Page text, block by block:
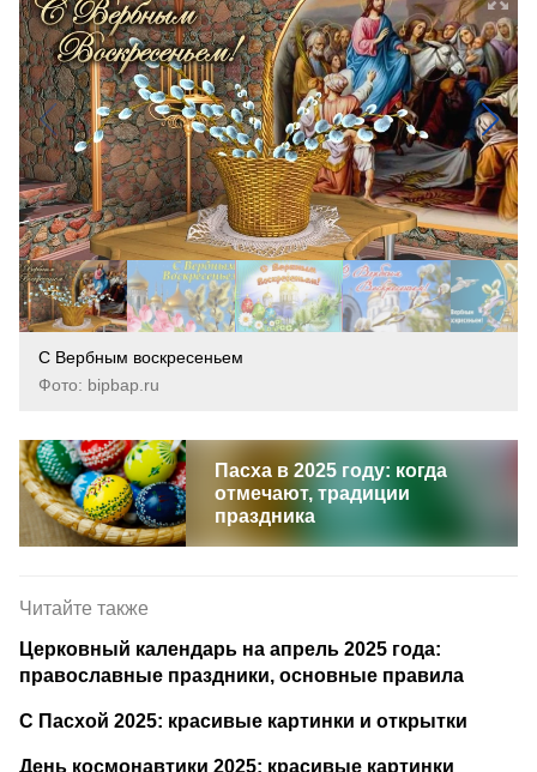
С Вербным воскресеньем
Фото: bipbap.ru
Пасха в 2025 году: когда
отмечают, традиции
праздника
Читайте также
Церковный календарь на апрель 2025 года:
православные праздники, основные правила
С Пасхой 2025: красивые картинки и открытки
День космонавтики 2025: красивые картинки